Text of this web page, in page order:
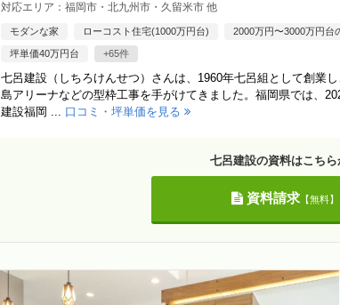
対応エリア：福岡市・北九州市・久留米市 他
モダンな家 ローコスト住宅(1000万円台) 2000万円〜3000万円台
坪単価40万円台 +65件
七呂建設（しちろけんせつ）さんは、1960年七呂組として創業
島アリーナなどの型枠工事を手がけてきました。福岡県では、
建設福岡 ... 口コミ・坪単価を見る
七呂建設の資料はこちら
資料請求【無料】